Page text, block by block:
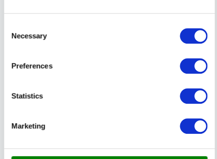
Selection
Necessary
Preferences
Statistics
Marketing
KUNDEUDTALELSE FRA JOEY
KUNDEUDTALELSE FRA SILAS
HOLST